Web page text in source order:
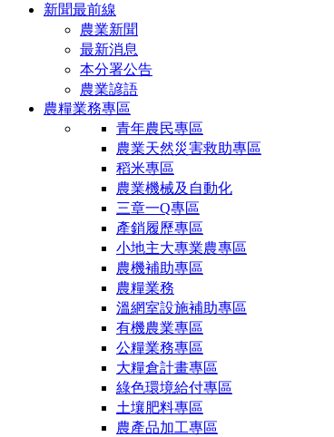
新聞最前線
農業新聞
最新消息
本分署公告
農業諺語
農糧業務專區
青年農民專區
農業天然災害救助專區
稻米專區
農業機械及自動化
三章一Q專區
產銷履歷專區
小地主大專業農專區
農機補助專區
農糧業務
溫網室設施補助專區
有機農業專區
公糧業務專區
大糧倉計畫專區
綠色環境給付專區
土壤肥料專區
農產品加工專區